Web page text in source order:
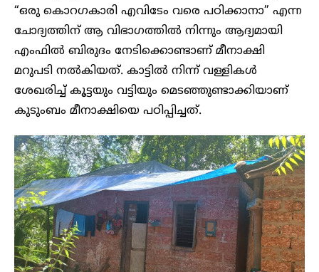
“ഒരു കൊറഗകാരി എവിടേം വരെ പഠിക്കാനാ” എന്ന
ചോദ്യത്തിന് ആ വിഭാഗത്തിൽ നിന്നും ആദ്യമായി
എംഫിൽ ബിരുദം നേടിക്കൊണ്ടാണ് മീനാക്ഷി
മറുപടി നൽകിയത്. കാട്ടിൽ നിന്ന് വള്ളികൾ
ശേഖരിച്ച് കൂട്ടയും വട്ടിയും മെടഞ്ഞുണ്ടാക്കിയാണ്
കുടുംബം മീനാക്ഷിയെ പഠിപ്പിച്ചത്.